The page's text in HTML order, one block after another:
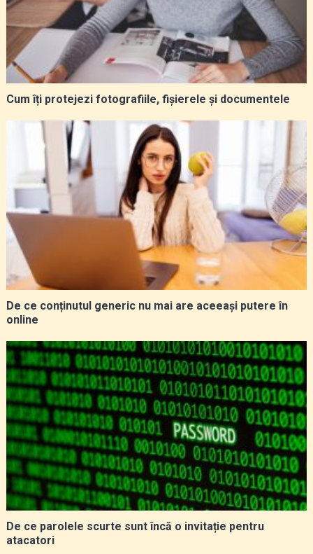
Cum îți protejezi fotografiile, fișierele și documentele
De ce conținutul generic nu mai are aceeași putere în
online
De ce parolele scurte sunt încă o invitație pentru
atacatori